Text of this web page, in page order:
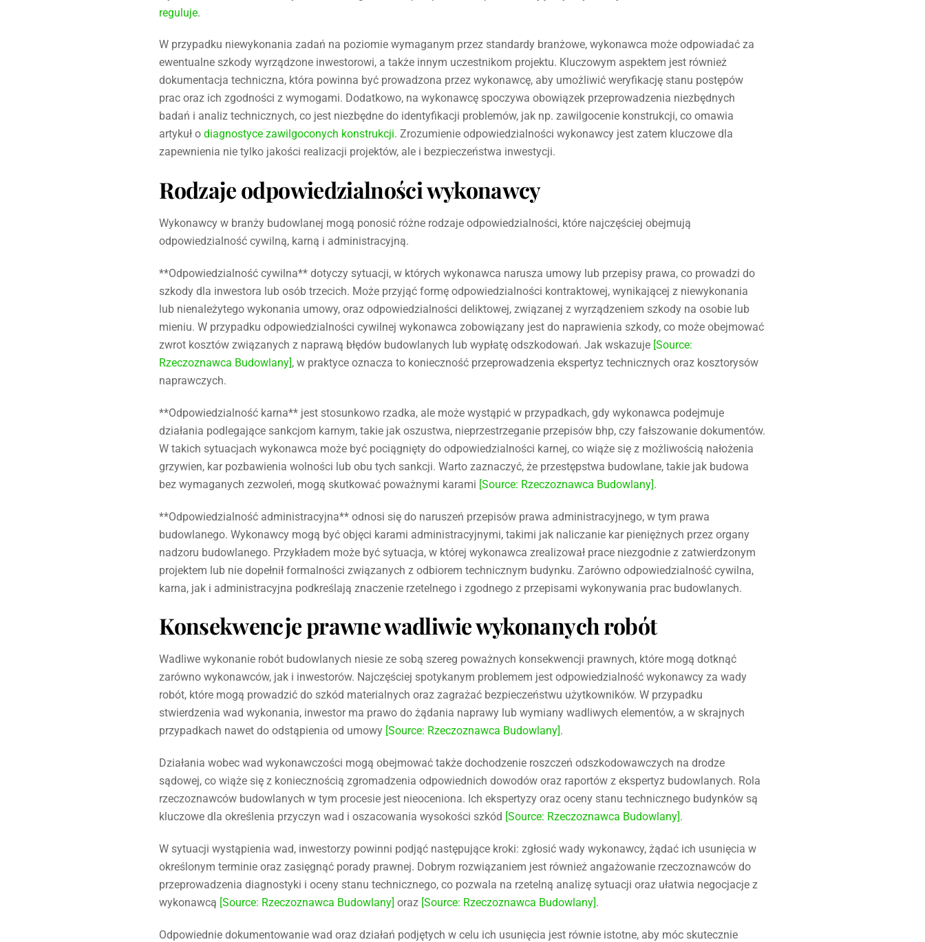
reguluje.
W przypadku niewykonania zadań na poziomie wymaganym przez standardy branżowe, wykonawca może odpowiadać za
ewentualne szkody wyrządzone inwestorowi, a także innym uczestnikom projektu. Kluczowym aspektem jest również
dokumentacja techniczna, która powinna być prowadzona przez wykonawcę, aby umożliwić weryfikację stanu postępów
prac oraz ich zgodności z wymogami. Dodatkowo, na wykonawcę spoczywa obowiązek przeprowadzenia niezbędnych
badań i analiz technicznych, co jest niezbędne do identyfikacji problemów, jak np. zawilgocenie konstrukcji, co omawia
artykuł odiagnostyce zawilgoconych konstrukcji. Zrozumienie odpowiedzialności wykonawcy jest zatem kluczowe dla
zapewnienia nie tylko jakości realizacji projektów, ale i bezpieczeństwa inwestycji.
Rodzaje odpowiedzialności wykonawcy
Wykonawcy w branży budowlanej mogą ponosić różne rodzaje odpowiedzialności, które najczęściej obejmują
odpowiedzialność cywilną, karną i administracyjną.
**Odpowiedzialność cywilna** dotyczy sytuacji, w których wykonawca narusza umowy lub przepisy prawa, co prowadzi do
szkody dla inwestora lub osób trzecich. Może przyjąć formę odpowiedzialności kontraktowej, wynikającej z niewykonania
lub nienależytego wykonania umowy, oraz odpowiedzialności deliktowej, związanej z wyrządzeniem szkody na osobie lub
mieniu. W przypadku odpowiedzialności cywilnej wykonawca zobowiązany jest do naprawienia szkody, co może obejmować
zwrot kosztów związanych z naprawą błędów budowlanych lub wypłatę odszkodowań. Jak wskazuje [Source:
Rzeczoznawca Budowlany], w praktyce oznacza to konieczność przeprowadzenia ekspertyz technicznych oraz kosztorysów
naprawczych.
**Odpowiedzialność karna** jest stosunkowo rzadka, ale może wystąpić w przypadkach, gdy wykonawca podejmuje
działania podlegające sankcjom karnym, takie jak oszustwa, nieprzestrzeganie przepisów bhp, czy fałszowanie dokumentów.
W takich sytuacjach wykonawca może być pociągnięty do odpowiedzialności karnej, co wiąże się z możliwością nałożenia
grzywien, kar pozbawienia wolności lub obu tych sankcji. Warto zaznaczyć, że przestępstwa budowlane, takie jak budowa
bez wymaganych zezwoleń, mogą skutkować poważnymi karami [Source: Rzeczoznawca Budowlany].
**Odpowiedzialność administracyjna** odnosi się do naruszeń przepisów prawa administracyjnego, w tym prawa
budowlanego. Wykonawcy mogą być objęci karami administracyjnymi, takimi jak naliczanie kar pieniężnych przez organy
nadzoru budowlanego. Przykładem może być sytuacja, w której wykonawca zrealizował prace niezgodnie z zatwierdzonym
projektem lub nie dopełnił formalności związanych z odbiorem technicznym budynku. Zarówno odpowiedzialność cywilna,
karna, jak i administracyjna podkreślają znaczenie rzetelnego i zgodnego z przepisami wykonywania prac budowlanych.
Konsekwencje prawne wadliwie wykonanych robót
Wadliwe wykonanie robót budowlanych niesie ze sobą szereg poważnych konsekwencji prawnych, które mogą dotknąć
zarówno wykonawców, jak i inwestorów. Najczęściej spotykanym problemem jest odpowiedzialność wykonawcy za wady
robót, które mogą prowadzić do szkód materialnych oraz zagrażać bezpieczeństwu użytkowników. W przypadku
stwierdzenia wad wykonania, inwestor ma prawo do żądania naprawy lub wymiany wadliwych elementów, a w skrajnych
przypadkach nawet do odstąpienia od umowy [Source: Rzeczoznawca Budowlany].
Działania wobec wad wykonawczości mogą obejmować także dochodzenie roszczeń odszkodowawczych na drodze
sądowej, co wiąże się z koniecznością zgromadzenia odpowiednich dowodów oraz raportów z ekspertyz budowlanych. Rola
rzeczoznawców budowlanych w tym procesie jest nieoceniona. Ich ekspertyzy oraz oceny stanu technicznego budynków są
kluczowe dla określenia przyczyn wad i oszacowania wysokości szkód [Source: Rzeczoznawca Budowlany].
W sytuacji wystąpienia wad, inwestorzy powinni podjąć następujące kroki: zgłosić wady wykonawcy, żądać ich usunięcia w
określonym terminie oraz zasięgnąć porady prawnej. Dobrym rozwiązaniem jest również angażowanie rzeczoznawców do
przeprowadzenia diagnostyki i oceny stanu technicznego, co pozwala na rzetelną analizę sytuacji oraz ułatwia negocjacje z
wykonawcą [Source: Rzeczoznawca Budowlany] oraz [Source: Rzeczoznawca Budowlany].
Odpowiednie dokumentowanie wad oraz działań podjętych w celu ich usunięcia jest równie istotne, aby móc skutecznie